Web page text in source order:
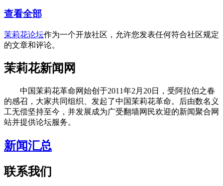
查看全部
茉莉花论坛作为一个开放社区，允许您发表任何符合社区规定
的文章和评论。
茉莉花新闻网
中国茉莉花革命网始创于2011年2月20日，受阿拉伯之春
的感召，大家共同组织、发起了中国茉莉花革命。后由数名义
工无偿坚持至今，并发展成为广受翻墙网民欢迎的新闻聚合网
站并提供论坛服务。
新闻汇总
联系我们